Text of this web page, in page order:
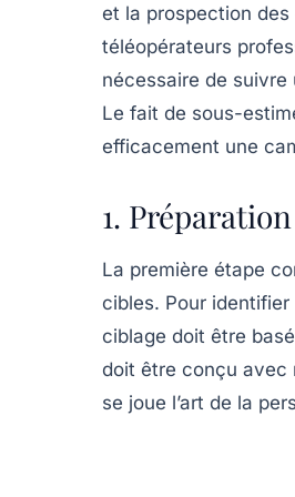
et la prospection des
téléopérateurs
nécessaire de suivre
Le fait de sous-
efficacement une
1.
La première étape
cibles. Pour
ciblage doit être
doit être conçu avec
se joue l’art de la